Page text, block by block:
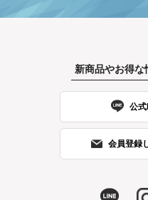
新商品やお得
公
会員登録